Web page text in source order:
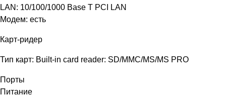
LAN: 10/100/1000 Base T PCI LAN
Модем: есть
Карт-ридер
Тип карт: Built-in card reader: SD/MMC/MS/MS PRO
Порты
Питание